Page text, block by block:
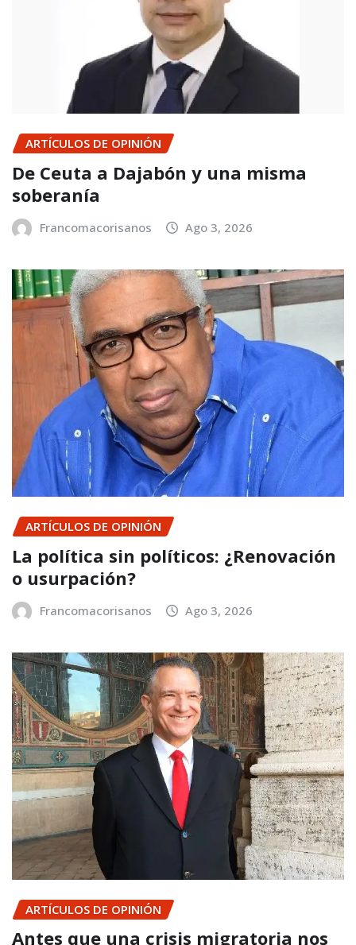
ARTÍCULOS DE OPINIÓN
De Ceuta a Dajabón y una misma
soberanía
Francomacorisanos Ago 3, 2026
ARTÍCULOS DE OPINIÓN
La política sin políticos: ¿Renovación
o usurpación?
Francomacorisanos Ago 3, 2026
ARTÍCULOS DE OPINIÓN
Antes que una crisis migratoria nos